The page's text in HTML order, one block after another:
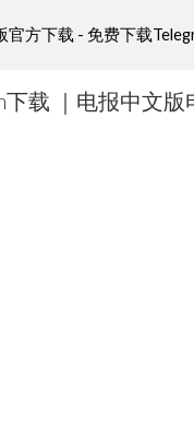
官方下载 - 免费下载
下载 ｜电报中文版